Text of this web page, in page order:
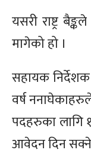
यसरी राष्ट्र
मागेको हो ।
सहायक
वर्ष
पदहरुका लागि
आवेदन दिन